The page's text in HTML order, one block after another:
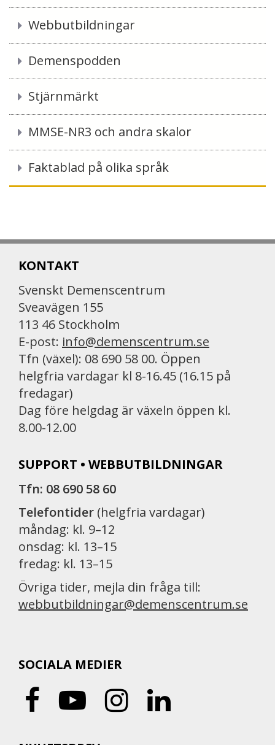
Webbutbildningar
Demenspodden
Stjärnmärkt
MMSE-NR3 och andra skalor
Faktablad på olika språk
KONTAKT
Svenskt Demenscentrum
Sveavägen 155
113 46 Stockholm
E-post: info@demenscentrum.se
Tfn (växel): 08 690 58 00. Öppen
helgfria vardagar kl 8-16.45 (16.15 på
fredagar)
Dag före helgdag är växeln öppen kl.
8.00-12.00
SUPPORT • WEBBUTBILDNINGAR
Tfn: 08 690 58 60
Telefontider (helgfria vardagar)
måndag: kl. 9–12
onsdag: kl. 13–15
fredag: kl. 13–15
Övriga tider, mejla din fråga till:
webbutbildningar@demenscentrum.se
SOCIALA MEDIER